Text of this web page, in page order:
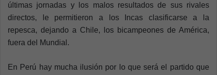
últimas jornadas y los malos resultados de sus rivales
directos, le permitieron a los Incas clasificarse a la
repesca, dejando a Chile, los bicampeones de América,
fuera del Mundial.
En Perú hay mucha ilusión por lo que será el partido que